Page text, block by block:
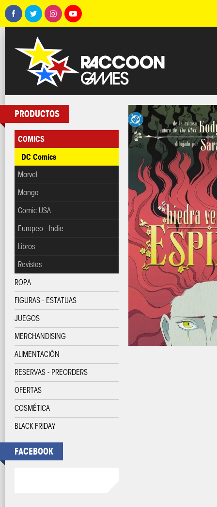
PRODUCTOS
COMICS
DC Comics
Marvel
Manga
Comic USA
Europeo - Indie
Libros
Revistas
ROPA
FIGURAS - ESTATUAS
JUEGOS
MERCHANDISING
ALIMENTACIÓN
RESERVAS - PREORDERS
OFERTAS
COSMÉTICA
BLACK FRIDAY
FACEBOOK